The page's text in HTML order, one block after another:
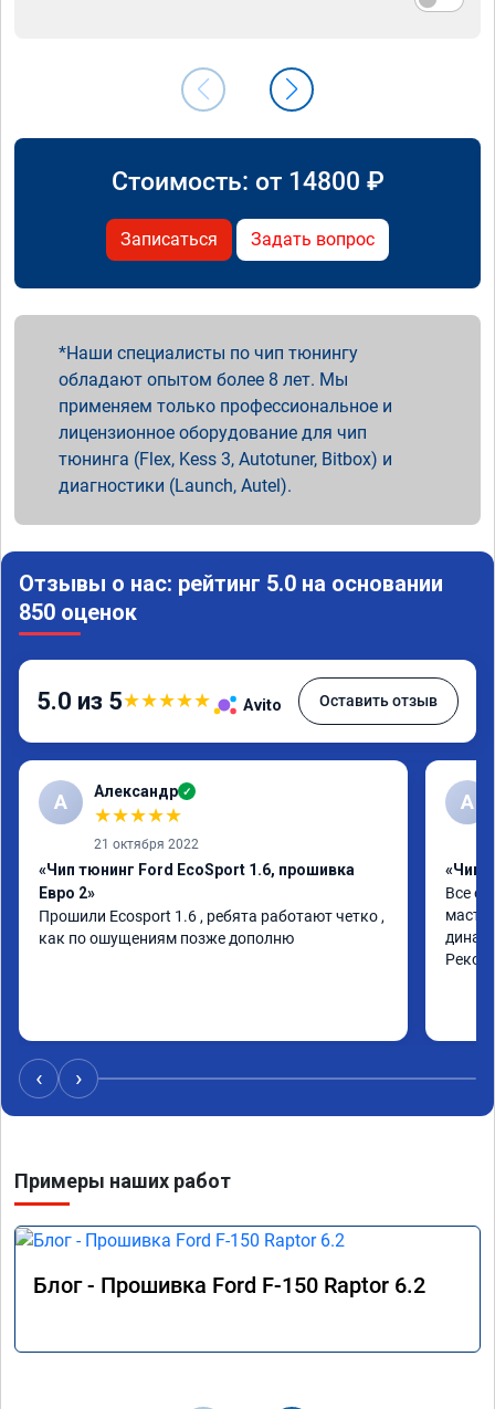
Стоимость: от 14800 ₽
Записаться Задать вопрос
Наши специалисты по чип тюнингу
обладают опытом более 8 лет. Мы
применяем только профессиональное и
лицензионное оборудование для чип
тюнинга (Flex, Kess 3, Autotuner, Bitbox) и
диагностики (Launch, Autel).
Отзывы о нас: рейтинг 5.0 на основании
850 оценок
5.0 из 5★★★★★ Avito Оставить отзыв
А Александр ✓
★★★★★
21 октября 2022
«Чип тюнинг Ford EcoSport 1.6, прошивка
Евро 2»
Прошили Ecosport 1.6 , ребята работают четко ,
как по ошущениям позже дополню
А
«Чип
Все
‹ ›
Примеры наших работ
Блог - Прошивка Ford F-150 Raptor 6.2